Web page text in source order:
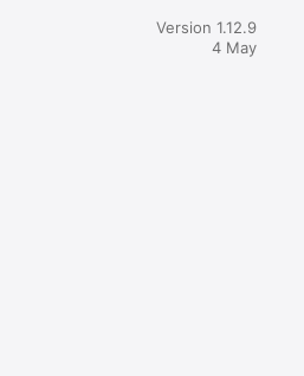
Version 1.12.9
4 May